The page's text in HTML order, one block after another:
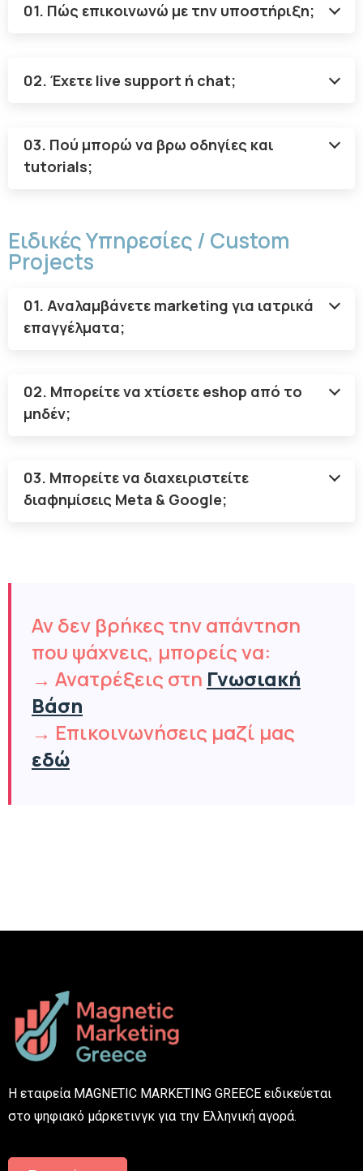
01. Πώς επικοινωνώ με την υποστήριξη;
02. Έχετε live support ή chat;
03. Πού μπορώ να βρω οδηγίες και
tutorials;
Ειδικές Υπηρεσίες / Custom
Projects
01. Αναλαμβάνετε marketing για ιατρικά
επαγγέλματα;
02. Μπορείτε να χτίσετε eshop από το
μηδέν;
03. Μπορείτε να διαχειριστείτε
διαφημίσεις Meta & Google;
Αν δεν βρήκες την απάντηση
που ψάχνεις, μπορείς να:
→ Ανατρέξεις στη Γνωσιακή
Βάση
→ Επικοινωνήσεις μαζί μας
εδώ
Η εταιρεία MAGNETIC MARKETING GREECE ειδικεύεται
στο ψηφιακό μάρκετινγκ για την Ελληνική αγορά.